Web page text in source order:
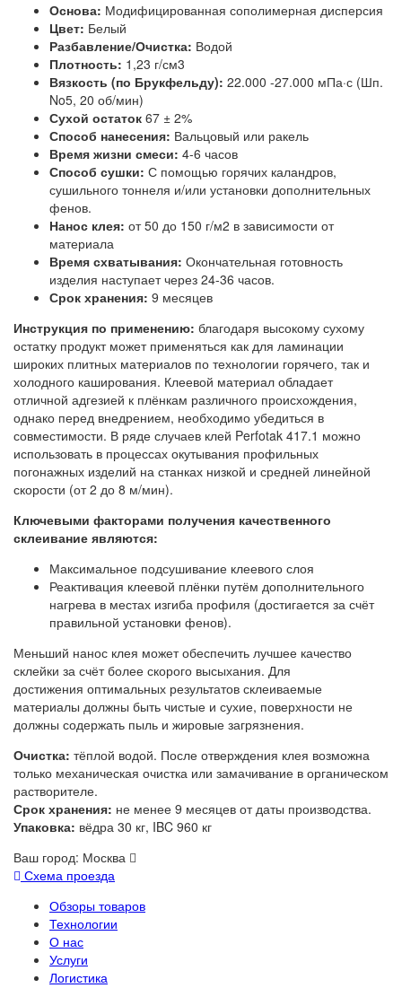
Основа: Модифицированная сополимерная дисперсия
Цвет: Белый
Разбавление/Очистка: Водой
Плотность: 1,23 г/см3
Вязкость (по Брукфельду): 22.000 -27.000 мПа·с (Шп.
No5, 20 об/мин)
Сухой остаток 67 ± 2%
Способ нанесения: Вальцовый или ракель
Время жизни смеси: 4-6 часов
Способ сушки: С помощью горячих каландров,
сушильного тоннеля и/или установки дополнительных
фенов.
Нанос клея: от 50 до 150 г/м2 в зависимости от
материала
Время схватывания: Окончательная готовность
изделия наступает через 24-36 часов.
Срок хранения: 9 месяцев
Инструкция по применению: благодаря высокому сухому
остатку продукт может применяться как для ламинации
широких плитных материалов по технологии горячего, так и
холодного каширования. Клеевой материал обладает
отличной адгезией к плёнкам различного происхождения,
однако перед внедрением, необходимо убедиться в
совместимости. В ряде случаев клей Perfotak 417.1 можно
использовать в процессах окутывания профильных
погонажных изделий на станках низкой и средней линейной
скорости (от 2 до 8 м/мин).
Ключевыми факторами получения качественного
склеивание являются:
Максимальное подсушивание клеевого слоя
Реактивация клеевой плёнки путём дополнительного
нагрева в местах изгиба профиля (достигается за счёт
правильной установки фенов).
Меньший нанос клея может обеспечить лучшее качество
склейки за счёт более скорого высыхания. Для
достижения оптимальных результатов склеиваемые
материалы должны быть чистые и сухие, поверхности не
должны содержать пыль и жировые загрязнения.
Очистка: тёплой водой. После отверждения клея возможна
только механическая очистка или замачивание в органическом
растворителе.
Срок хранения: не менее 9 месяцев от даты производства.
Упаковка: вёдра 30 кг, IBC 960 кг
Ваш город: Москва
Схема проезда
Обзоры товаров
Технологии
О нас
Услуги
Логистика